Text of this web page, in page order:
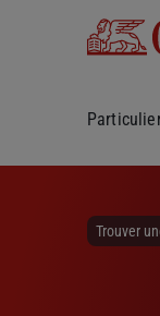
Trouver